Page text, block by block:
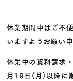
休業期間中はご不
いますようお願い申
休業中の資料請求
月19日(月)以降に